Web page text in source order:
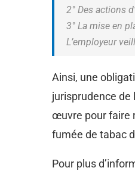
2° Des actions
3° La mise en
L’employeur
Ainsi, une
jurisprudence de
œuvre pour faire
fumée de tabac
Pour plus